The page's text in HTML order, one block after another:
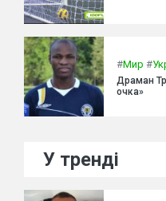
#Мир #
Драман
очка»
У тренді